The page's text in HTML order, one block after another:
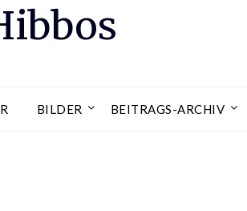
BILDER BEITRAGS-ARCHIV